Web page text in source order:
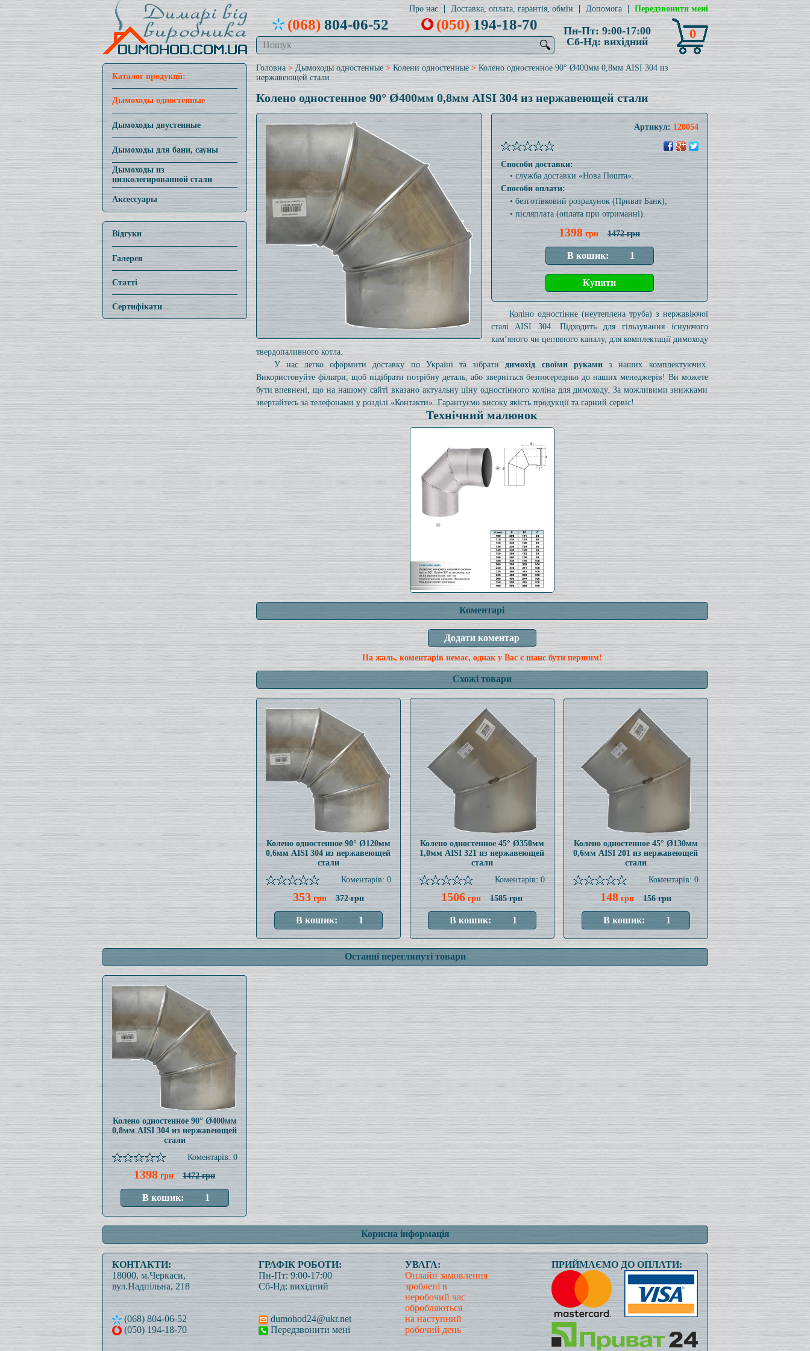
Про нас Доставка, оплата, гарантія, обмін Допомога Передзвонити мені
(068)804-06-52 (050)194-18-70
🔍
Пн-Пт: 9:00-17:00
Сб-Нд: вихідний
0
Каталог продукції:
Дымоходы одностенные
Дымоходы двустенные
Дымоходы для бани, сауны
Дымоходы из
низколегированной стали
Аксессуары
Відгуки
Галерея
Статті
Сертифікати
Головна> Дымоходы одностенные> Колени одностенные> Колено одностенное 90° Ø400мм 0,8мм AISI 304 из
нержавеющей стали
Колено одностенное 90° Ø400мм 0,8мм AISI 304 из нержавеющей стали
Артикул:120054
Способи доставки:
• служба доставки «Нова Пошта».
Способи оплати:
• безготівковий розрахунок (Приват Банк);
• післяплата (оплата при отриманні).
1398 грн 1472 грн
Коліно одностінне (неутеплена труба) з нержавіючої
сталі AISI 304. Підходить для гільзування існуючого
кам’яного чи цегляного каналу, для комплектації димоходу
твердопаливного котла.
У нас легко оформити доставку по Україні та зібратидимохід своїми рукамиз наших комплектуючих.
Використовуйте фільтри, щоб підібрати потрібну деталь, або зверніться безпосередньо до наших менеджерів! Ви можете
бути впевнені, що на нашому сайті вказано актуальну ціну одностінного коліна для димоходу. За можливими знижками
звертайтесь за телефонами у розділі «Контакти». Гарантуємо високу якість продукції та гарний сервіс!
Технічний малюнок
Коментарі
На жаль, коментарів немає, однак у Вас є шанс бути першим!
Схожі товари
Колено одностенное 90° Ø120мм
0,6мм AISI 304 из нержавеющей
стали
Коментарів: 0
353грн 372 грн
Колено одностенное 45° Ø350мм
1,0мм AISI 321 из нержавеющей
стали
Коментарів: 0
1506 грн 1585 грн
Колено одностенное 45° Ø130мм
0,6мм AISI 201 из нержавеющей
стали
Коментарів: 0
148грн 156 грн
Останні переглянуті товари
Колено одностенное 90° Ø400мм
0,8мм AISI 304 из нержавеющей
стали
Коментарів: 0
1398 грн 1472 грн
Корисна інформація
КОНТАКТИ:
18000, м.Черкаси,
вул.Надпільна, 218
(068) 804-06-52
(050) 194-18-70
ГРАФІК РОБОТИ:
Пн-Пт: 9:00-17:00
Сб-Нд: вихідний
dumohod24@ukr.net
Передзвонити мені
УВАГА:
Онлайн замовлення
зроблені в
неробочий час
обробляються
на наступний
робочий день
ПРИЙМАЄМО ДО ОПЛАТИ: